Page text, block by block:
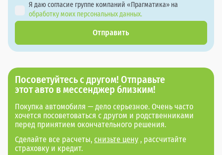
Я даю согласие группе компаний «Прагматика» на
обработку моих персональных данных.
Отправить
Посоветуйтесь с другом! Отправьте
этот авто в мессенджер близким!
Покупка автомобиля — дело серьезное. Очень часто
хочется посоветоваться с другом и родственниками
перед принятием окончательного решения.
Сделайте все расчеты, снизьте цену , рассчитайте
страховку и кредит.